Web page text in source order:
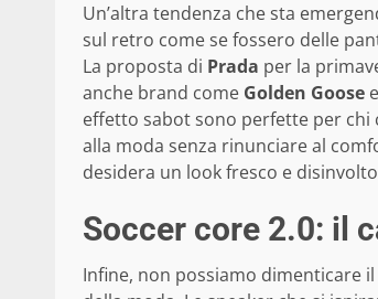
Un’altra tendenza che sta
sul retro come se fossero delle
La proposta di Prada per la
anche brand come Golden Goose e
effetto sabot sono perfette per chi
alla moda senza rinunciare al
desidera un look fresco e
Soccer core 2.0: il
Infine, non possiamo dimenticare